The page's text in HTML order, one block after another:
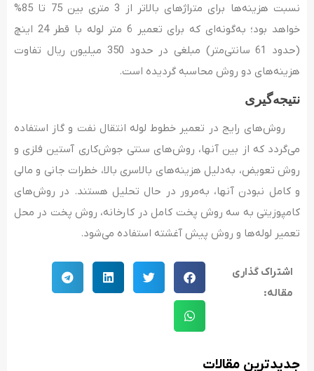
نسبت هزینه­‌ها برای متراژهای بالاتر از 3 متری بین 75 تا 85%
خواهد بود؛ به‌گونه‌ای که برای تعمیر 6 متر لوله با قطر 24 اینچ
(حدود 61 سانتی‌­متر) مبلغی در حدود 350 میلیون ریال تفاوت
هزینه­‌های دو روش محاسبه گردیده است.
نتیجه‌گیری
روش‌های رایج در تعمیر خطوط لوله انتقال نفت و گاز استفاده
می‌گردد که از بین آنها، روش­‌های سنتی جوش‌کاری آستین فلزی و
روش تعویض، به‌دلیل هزینه­‌های بالاسری بالا، خطرات جانی و مالی
و کامل نبودن آنها، به‌مرور در حال تحلیل هستند. در روش‌های
کامپوزیتی به سه روش پخت کامل در کارخانه، روش پخت در محل
تعمیر لوله‌ها و روش پیش ­آغشته استفاده می­‌شود.
اشتراک گذاری
مقاله:
جدید‌ترین مقالات